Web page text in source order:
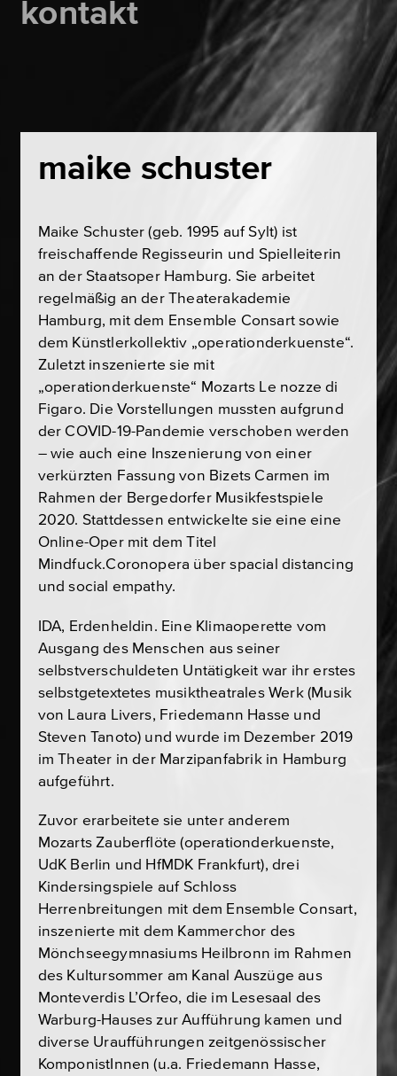
kontakt
maike schuster
Maike Schuster (geb. 1995 auf Sylt) ist
freischaffende Regisseurin und Spielleiterin
an der Staatsoper Hamburg. Sie arbeitet
regelmäßig an der Theaterakademie
Hamburg, mit dem Ensemble Consart sowie
dem Künstlerkollektiv „operationderkuenste“.
Zuletzt inszenierte sie mit
„operationderkuenste“ Mozarts Le nozze di
Figaro. Die Vorstellungen mussten aufgrund
der COVID-19-Pandemie verschoben werden
– wie auch eine Inszenierung von einer
verkürzten Fassung von Bizets Carmen im
Rahmen der Bergedorfer Musikfestspiele
2020. Stattdessen entwickelte sie eine eine
Online-Oper mit dem Titel
Mindfuck.Coronopera über spacial distancing
und social empathy.
IDA, Erdenheldin. Eine Klimaoperette vom
Ausgang des Menschen aus seiner
selbstverschuldeten Untätigkeit war ihr erstes
selbstgetextetes musiktheatrales Werk (Musik
von Laura Livers, Friedemann Hasse und
Steven Tanoto) und wurde im Dezember 2019
im Theater in der Marzipanfabrik in Hamburg
aufgeführt.
Zuvor erarbeitete sie unter anderem
Mozarts Zauberflöte (operationderkuenste,
UdK Berlin und HfMDK Frankfurt), drei
Kindersingspiele auf Schloss
Herrenbreitungen mit dem Ensemble Consart,
inszenierte mit dem Kammerchor des
Mönchseegymnasiums Heilbronn im Rahmen
des Kultursommer am Kanal Auszüge aus
Monteverdis L’Orfeo, die im Lesesaal des
Warburg-Hauses zur Aufführung kamen und
diverse Uraufführungen zeitgenössischer
KomponistInnen (u.a. Friedemann Hasse,